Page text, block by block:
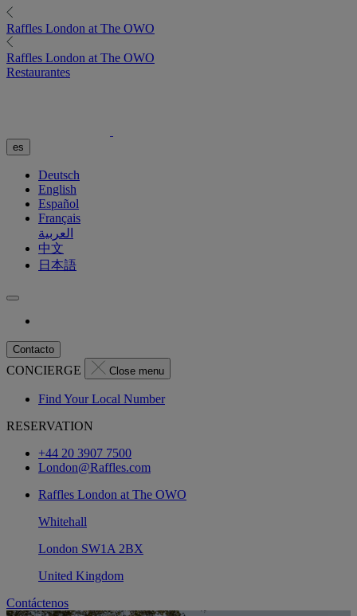
Raffles London at The OWO
Raffles London at The OWO
Restaurantes
es
Deutsch
English
Español
Français
العربية
中文
日本語
Contacto
CONCIERGE Close menu
Find Your Local Number
RESERVATION
+44 20 3907 7500
London@Raffles.com
Raffles London at The OWO
Whitehall
London SW1A 2BX
United Kingdom
Contáctenos